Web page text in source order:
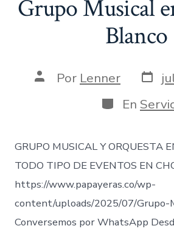
Grupo Musical
Blanco
AutorPor Lenner Fecha
de
Categorías
En
GRUPO MUSICAL Y ORQUESTA
TODO TIPO DE EVENTOS EN
https://www.papayeras.co/wp-
content/uploads/2025/07/Grupo-
Conversemos por WhatsApp